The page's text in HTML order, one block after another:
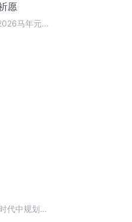
愿
马年元旦
代中规划职